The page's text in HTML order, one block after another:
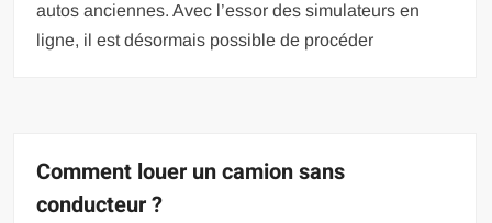
autos anciennes. Avec l’essor des simulateurs en
ligne, il est désormais possible de procéder
Comment louer un camion sans
conducteur ?